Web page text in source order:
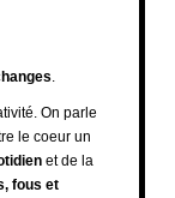
On parle
le coeur un
et de la
fous et